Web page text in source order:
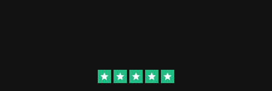
star star star star star